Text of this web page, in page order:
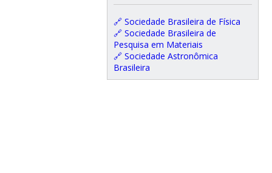
🔗 Sociedade Brasileira de Física
🔗 Sociedade Brasileira de
Pesquisa em Materiais
🔗 Sociedade Astronômica
Brasileira